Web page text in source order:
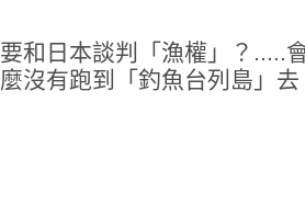
要和日本談判「漁權」？.....
麼沒有跑到「釣魚台列島」